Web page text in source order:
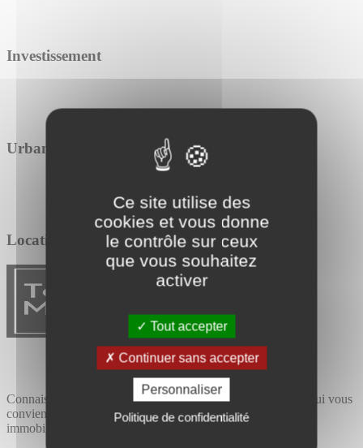
Ce site utilise des
cookies et vous donne
le contrôle sur ceux
que vous souhaitez
activer
Tout accepter
Continuer sans accepter
Personnaliser
Politique de confidentialité
Investissement
Urbanisme
Location / Vente
Connaissance du terrain et expertise métier, trouvez le bien qui vous
convient avec Tourny Meyer, cabinet de conseil spécialisé en
immobilier professionnel.